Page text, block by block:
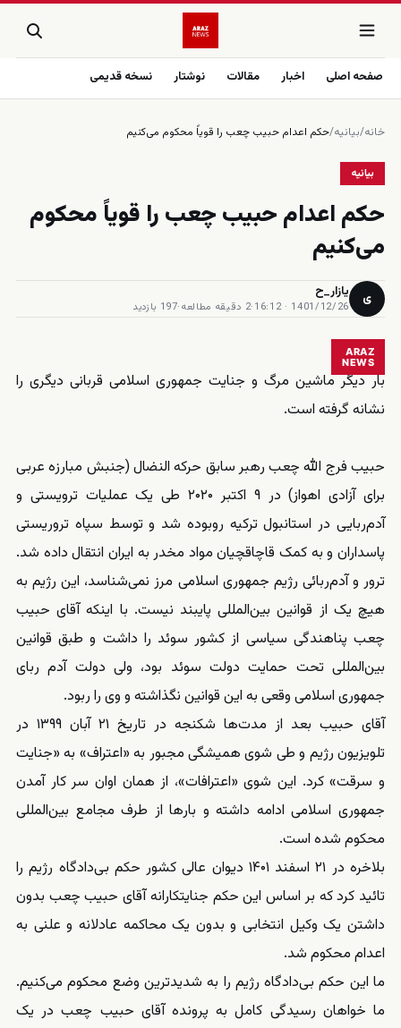
صفحه اصلی اخبار مقالات نوشتار نسخه قدیمی
خانه/بیانیه/حکم اعدام حبیب چعب را قویاً محکوم می‌کنیم
بیانیه
حکم اعدام حبیب چعب را قویاً محکوم
می‌کنیم
ی یازار_ح
1401/12/26 · 16:12
·2 دقیقه مطالعه ·197 بازدید
ARAZ
NEWS
بار دیگر ماشین مرگ و جنایت جمهوری اسلامی قربانی دیگری را
نشانه گرفته است.
حبیب فرج الله چعب رهبر سابق حرکه النضال (جنبش مبارزه عربی
برای آزادی اهواز) در ۹ اکتبر ۲۰۲۰ طی یک عملیات ترویستی و
آدم‌ربایی در استانبول ترکیه روبوده شد و توسط سپاه تروریستی
پاسداران و به کمک قاچاقچیان مواد مخدر به ایران انتقال داده شد.
ترور و آدم‌ربائی رژیم جمهوری اسلامی مرز نمی‌شناسد، این رژیم به
هیچ یک از قوانین بین‌المللی پایبند نیست. با اینکه آقای حبیب
چعب پناهندگی سیاسی از کشور سوئد را داشت و طبق قوانین
بین‌المللی تحت حمایت دولت سوئد بود، ولی دولت آدم ربای
جمهوری اسلامی وقعی به این قوانین نگذاشته و وی را ربود.
آقای حبیب بعد از مدت‌ها شکنجه در تاریخ ۲۱ آبان ۱۳۹۹ در
تلویزیون رژیم و طی شوی همیشگی مجبور به «اعتراف» به «جنایت
و سرقت» کرد. این شوی «اعترافات»، از همان اوان سر کار آمدن
جمهوری اسلامی ادامه داشته و بارها از طرف مجامع بین‌المللی
محکوم شده است.
بلاخره در ۲۱ اسفند ۱۴۰۱ دیوان عالی کشور حکم بی‌دادگاه رژیم را
تائید کرد که بر اساس این حکم جنایتکارانه آقای حبیب چعب بدون
داشتن یک وکیل انتخابی و بدون یک محاکمه عادلانه و علنی به
اعدام محکوم شد.
ما این حکم بی‌دادگاه رژیم را به شدیدترین وضع محکوم می‌کنیم.
ما خواهان رسیدگی کامل به پرونده آقای حبیب چعب در یک